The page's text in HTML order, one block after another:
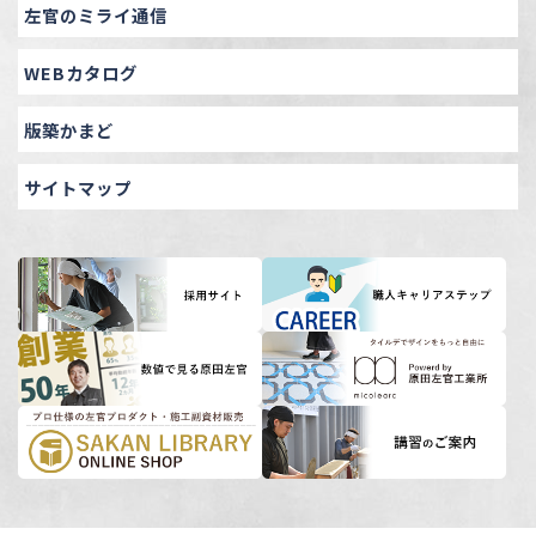
左官のミライ通信
WEBカタログ
版築かまど
サイトマップ